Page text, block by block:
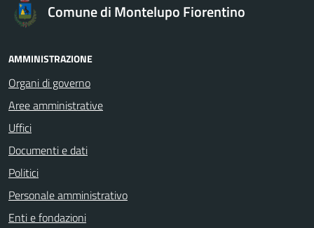
Comune di Montelupo Fiorentino
AMMINISTRAZIONE
Organi di governo
Aree amministrative
Uffici
Documenti e dati
Politici
Personale amministrativo
Enti e fondazioni